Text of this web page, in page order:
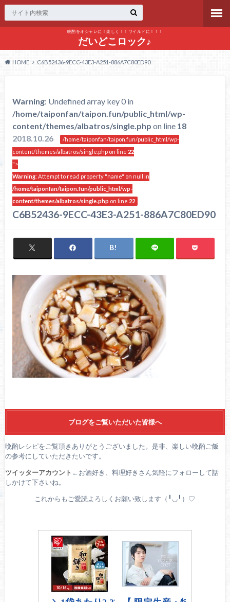
晩酌をオシャレに！楽しく！！ワイルドに！！！
だいどこロック♪
HOME C6B52436-9ECC-43E3-A251-886A7C80ED90
Warning: Undefined array key 0 in
/home/taiponfan/taipon.fun/public_html/wp-
content/themes/albatros/single.php on line 18
2018.10.26
/home/taiponfan/taipon.fun/public_html/wp-
content/themes/albatros/single.php on line 22
">
Warning: Attempt to read property "name" on null in
/home/taiponfan/taipon.fun/public_html/wp-
content/themes/albatros/single.php on line 22
C6B52436-9ECC-43E3-A251-886A7C80ED90
ブログをご覧いただいた皆様へ
晩酌レシピをご覧頂きありがとうございました。是非、楽しい晩酌ご飯
の参考にしていただきたいです。
ツイッターアカウント ←お酒好き、料理好きさん気軽にフォローして話
しかけて下さいね。
これからもご愛読よろしくお願い致します（╹◡╹）♡